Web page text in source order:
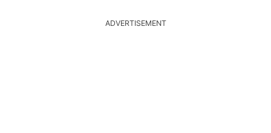
ADVERTISEMENT